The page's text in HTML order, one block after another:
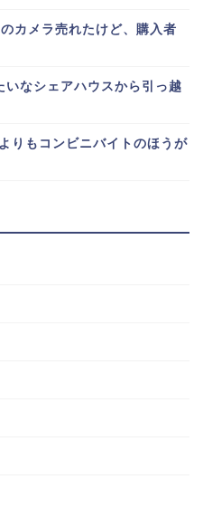
カメラ売れたけど、購入者
いなシェアハウスから引っ越
りもコンビニバイトのほうが